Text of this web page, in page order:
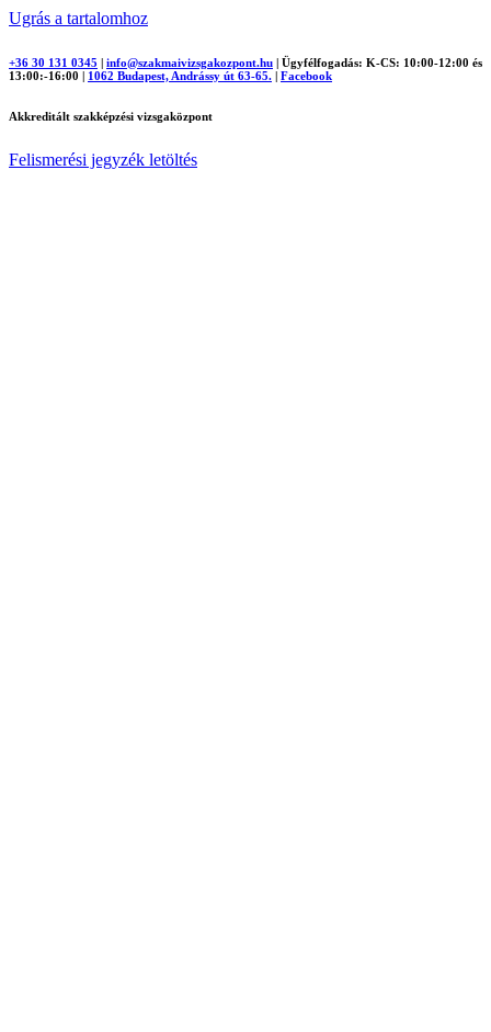
Ugrás a tartalomhoz
+36 30 131 0345 | info@szakmaivizsgakozpont.hu | Ügyfélfogadás: K-CS: 10:00-12:00 és
13:00:-16:00 | 1062 Budapest, Andrássy út 63-65. | Facebook
Akkreditált szakképzési vizsgaközpont
Felismerési jegyzék letöltés